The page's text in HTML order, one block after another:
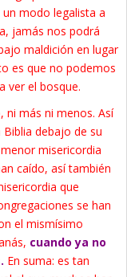
modo legalista a
jamás nos podrá
maldición en lugar
es que no podemos
ver el bosque.
ni más ni menos. Así
debajo de su
misericordia
caído, así también
que
se han
el mismísimo
cuando ya no
En suma: es tan